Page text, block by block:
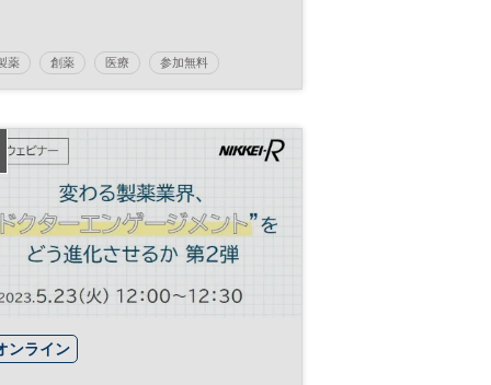
薬 創薬 医療 参加無料
ンライン